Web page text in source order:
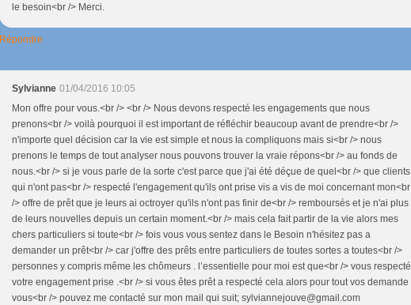
le besoin<br /> Merci.
Répondre
Sylvianne 01/04/2016 10:05
Mon offre pour vous.<br /> <br /> Nous devons respecté les engagements que nous
prenons<br /> voilà pourquoi il est important de réfléchir beaucoup avant de prendre<br />
n'importe quel décision car la vie est simple et nous la compliquons mais si<br /> nous
prenons le temps de tout analyser nous pouvons trouver la vraie répons<br /> au fonds de
nous.<br /> si je vous parle de la sorte c'est parce que j'ai été déçue de quel<br /> que clients
qui n'ont pas<br /> respecté l'engagement qu'ils ont prise vis a vis de moi concernant mon<br
/> offre de prêt que je leurs ai octroyer qu'ils n'ont pas finir de<br /> remboursés et je n'ai plus
de leurs nouvelles depuis un certain moment.<br /> mais cela fait partir de la vie alors mes
chers particuliers si toute<br /> fois vous vous sentez dans le Besoin n'hésitez pas a
demander un prêt<br /> car j'offre des prêts entre particuliers de toutes sortes a toutes<br />
personnes y compris même les chômeurs . l’essentielle pour moi est que<br /> vous respecté
votre engagement prise .<br /> si vous êtes prêt a respecté cela alors pour tout vos demande
vous<br /> pouvez me contacté sur mon mail qui suit; sylviannejouve@gmail.com